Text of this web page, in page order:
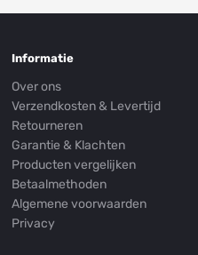
Informatie
Over ons
Verzendkosten & Levertijd
Retourneren
Garantie & Klachten
Producten vergelijken
Betaalmethoden
Algemene voorwaarden
Privacy